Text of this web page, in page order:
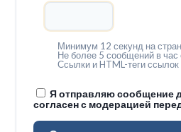
Минимум 12 секунд на
Не более 5 сообщений в час
Ссылки и HTML-теги
Я отправляю сообщение
согласен с модерацией